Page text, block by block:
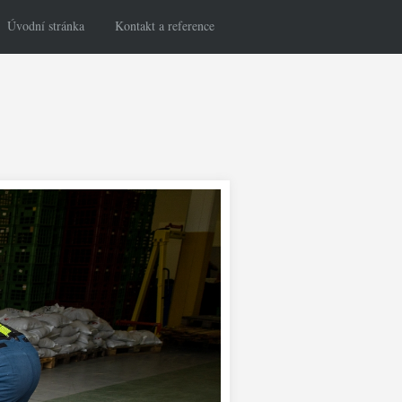
Úvodní stránka Kontakt a reference